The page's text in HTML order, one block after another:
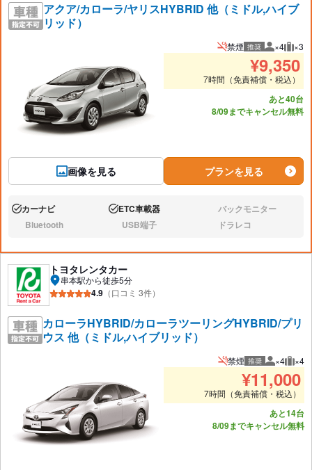
アクア/カローラ/ヤリスHYBRID 他（ミドル,ハイブ
リッド）
画像を見る
禁煙 推奨 推奨人数
×4 推奨
×3
¥9,350
7時間（免責補償・税込）
あと40台
8/09までキャンセル無料
プランを見る
あり:カーナビ あり:ETC車載器 なし:バックモニター
なし:Bluetooth なし:USB端子 なし:ドラレコ
トヨタレンタカー
串本駅から徒歩5分
4.9 （口コミ 3件）
カローラHYBRID/カローラツーリングHYBRID/プリ
ウス 他（ミドル,ハイブリッド）
禁煙 推奨 推奨人数
×4 推
×4
¥11,000
7時間（免責補償・税込）
あと14台
8/09までキャンセル無料